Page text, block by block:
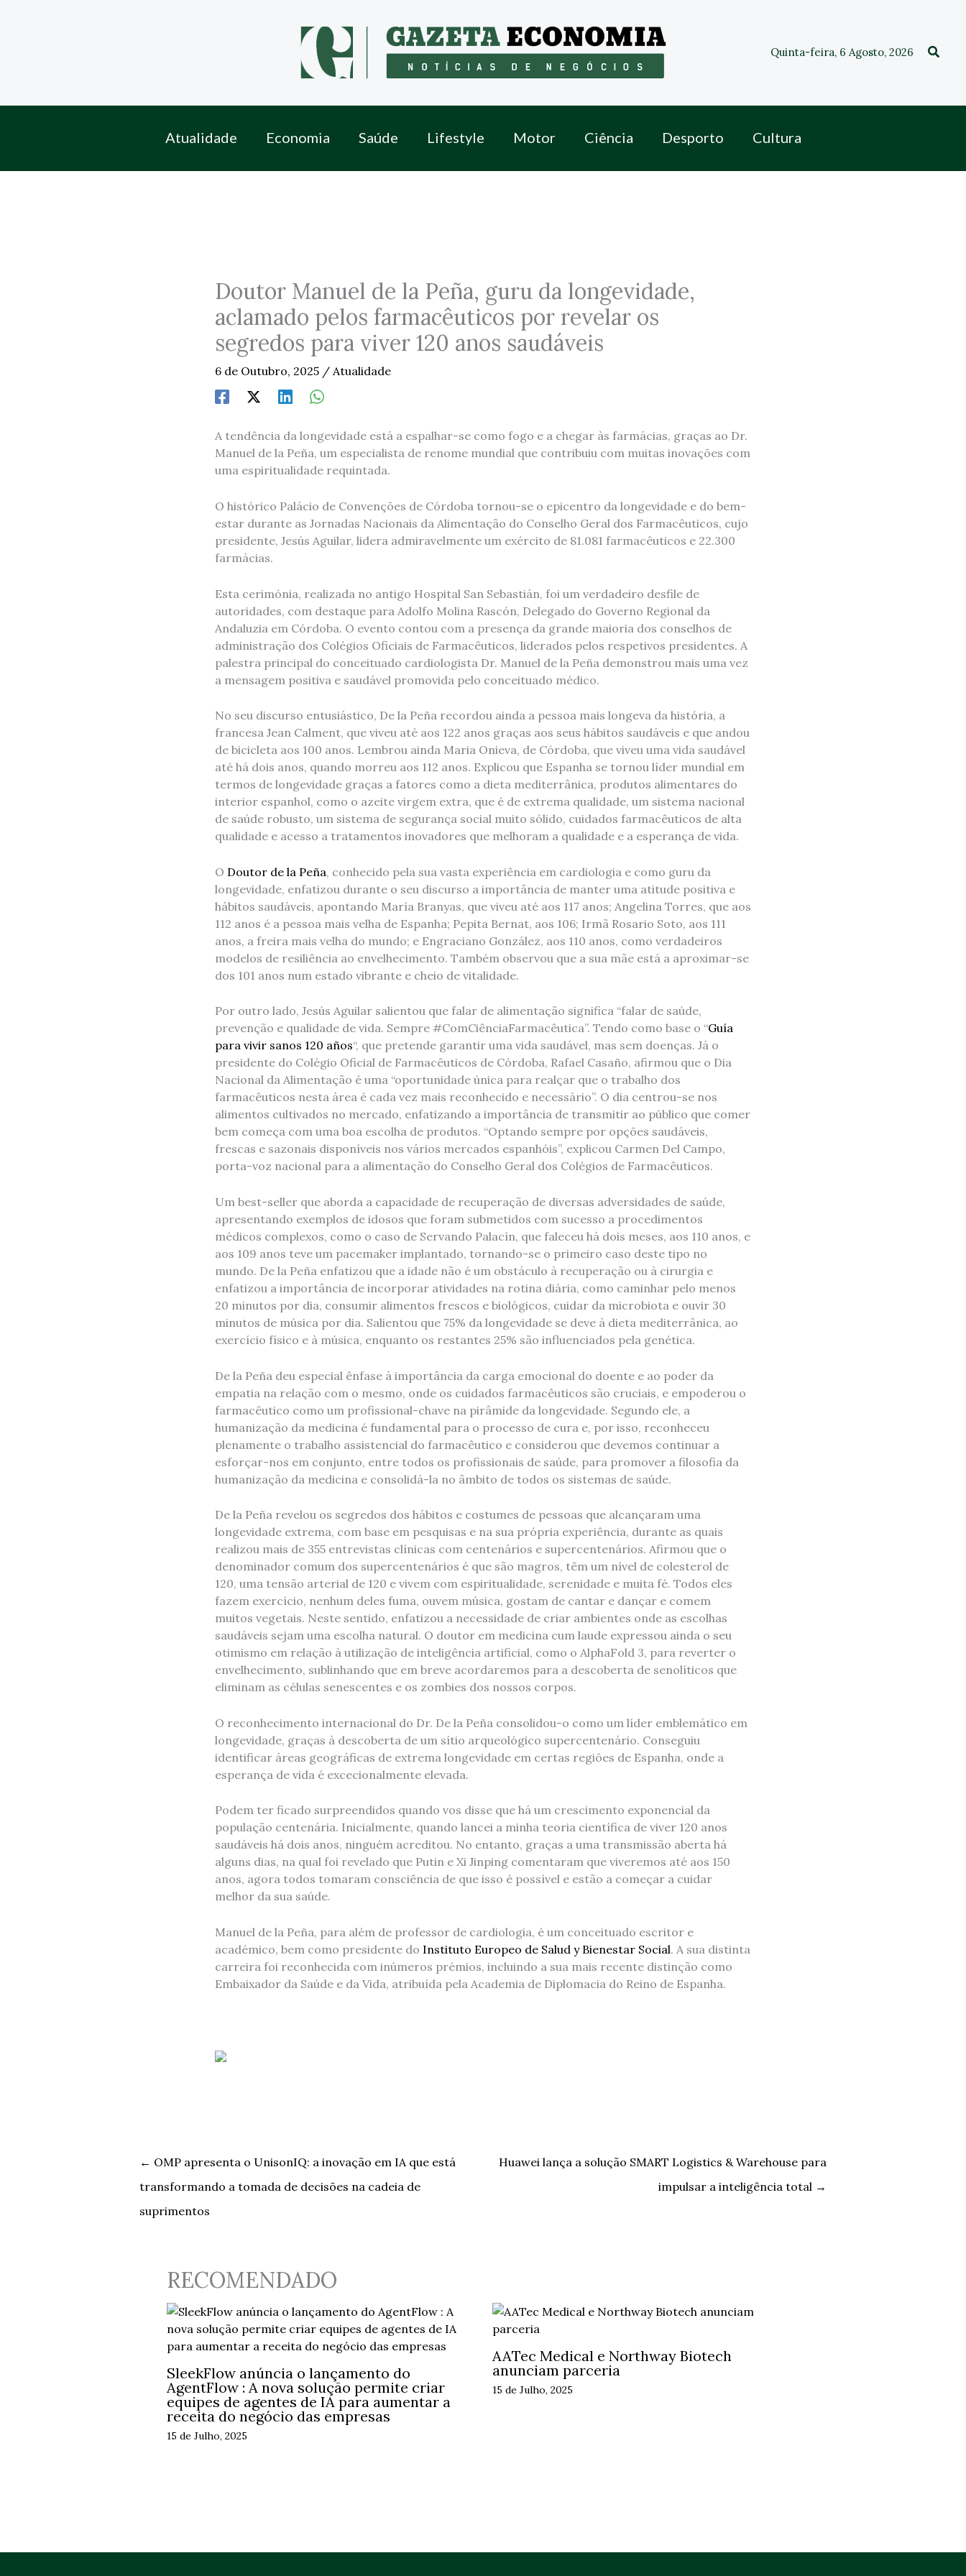
Quinta-feira, 6 Agosto, 2026
Atualidade Economia Saúde Lifestyle Motor Ciência Desporto Cultura
Doutor Manuel de la Peña, guru da longevidade,
aclamado pelos farmacêuticos por revelar os
segredos para viver 120 anos saudáveis
6 de Outubro, 2025 / Atualidade
A tendência da longevidade está a espalhar-se como fogo e a chegar às farmácias, graças ao Dr.
Manuel de la Peña, um especialista de renome mundial que contribuiu com muitas inovações com
uma espiritualidade requintada.
O histórico Palácio de Convenções de Córdoba tornou-se o epicentro da longevidade e do bem-
estar durante as Jornadas Nacionais da Alimentação do Conselho Geral dos Farmacêuticos, cujo
presidente, Jesús Aguilar, lidera admiravelmente um exército de 81.081 farmacêuticos e 22.300
farmácias.
Esta cerimónia, realizada no antigo Hospital San Sebastián, foi um verdadeiro desfile de
autoridades, com destaque para Adolfo Molina Rascón, Delegado do Governo Regional da
Andaluzia em Córdoba. O evento contou com a presença da grande maioria dos conselhos de
administração dos Colégios Oficiais de Farmacêuticos, liderados pelos respetivos presidentes. A
palestra principal do conceituado cardiologista Dr. Manuel de la Peña demonstrou mais uma vez
a mensagem positiva e saudável promovida pelo conceituado médico.
No seu discurso entusiástico, De la Peña recordou ainda a pessoa mais longeva da história, a
francesa Jean Calment, que viveu até aos 122 anos graças aos seus hábitos saudáveis ​​e que andou
de bicicleta aos 100 anos. Lembrou ainda Maria Onieva, de Córdoba, que viveu uma vida saudável
até há dois anos, quando morreu aos 112 anos. Explicou que Espanha se tornou líder mundial em
termos de longevidade graças a fatores como a dieta mediterrânica, produtos alimentares do
interior espanhol, como o azeite virgem extra, que é de extrema qualidade, um sistema nacional
de saúde robusto, um sistema de segurança social muito sólido, cuidados farmacêuticos de alta
qualidade e acesso a tratamentos inovadores que melhoram a qualidade e a esperança de vida.
O Doutor de la Peña, conhecido pela sua vasta experiência em cardiologia e como guru da
longevidade, enfatizou durante o seu discurso a importância de manter uma atitude positiva e
hábitos saudáveis, apontando María Branyas, que viveu até aos 117 anos; Angelina Torres, que aos
112 anos é a pessoa mais velha de Espanha; Pepita Bernat, aos 106; Irmã Rosario Soto, aos 111
anos, a freira mais velha do mundo; e Engraciano González, aos 110 anos, como verdadeiros
modelos de resiliência ao envelhecimento. Também observou que a sua mãe está a aproximar-se
dos 101 anos num estado vibrante e cheio de vitalidade.
Por outro lado, Jesús Aguilar salientou que falar de alimentação significa “falar de saúde,
prevenção e qualidade de vida. Sempre #ComCiênciaFarmacêutica”. Tendo como base o “Guía
para vivir sanos 120 años“, que pretende garantir uma vida saudável, mas sem doenças. Já o
presidente do Colégio Oficial de Farmacêuticos de Córdoba, Rafael Casaño, afirmou que o Dia
Nacional da Alimentação é uma “oportunidade única para realçar que o trabalho dos
farmacêuticos nesta área é cada vez mais reconhecido e necessário”. O dia centrou-se nos
alimentos cultivados no mercado, enfatizando a importância de transmitir ao público que comer
bem começa com uma boa escolha de produtos. “Optando sempre por opções saudáveis,
frescas e sazonais disponíveis nos vários mercados espanhóis”, explicou Carmen Del Campo,
porta-voz nacional para a alimentação do Conselho Geral dos Colégios de Farmacêuticos.
Um best-seller que aborda a capacidade de recuperação de diversas adversidades de saúde,
apresentando exemplos de idosos que foram submetidos com sucesso a procedimentos
médicos complexos, como o caso de Servando Palacín, que faleceu há dois meses, aos 110 anos, e
aos 109 anos teve um pacemaker implantado, tornando-se o primeiro caso deste tipo no
mundo. De la Peña enfatizou que a idade não é um obstáculo à recuperação ou à cirurgia e
enfatizou a importância de incorporar atividades na rotina diária, como caminhar pelo menos
20 minutos por dia, consumir alimentos frescos e biológicos, cuidar da microbiota e ouvir 30
minutos de música por dia. Salientou que 75% da longevidade se deve à dieta mediterrânica, ao
exercício físico e à música, enquanto os restantes 25% são influenciados pela genética.
De la Peña deu especial ênfase à importância da carga emocional do doente e ao poder da
empatia na relação com o mesmo, onde os cuidados farmacêuticos são cruciais, e empoderou o
farmacêutico como um profissional-chave na pirâmide da longevidade. Segundo ele, a
humanização da medicina é fundamental para o processo de cura e, por isso, reconheceu
plenamente o trabalho assistencial do farmacêutico e considerou que devemos continuar a
esforçar-nos em conjunto, entre todos os profissionais de saúde, para promover a filosofia da
humanização da medicina e consolidá-la no âmbito de todos os sistemas de saúde.
De la Peña revelou os segredos dos hábitos e costumes de pessoas que alcançaram uma
longevidade extrema, com base em pesquisas e na sua própria experiência, durante as quais
realizou mais de 355 entrevistas clínicas com centenários e supercentenários. Afirmou que o
denominador comum dos supercentenários é que são magros, têm um nível de colesterol de
120, uma tensão arterial de 120 e vivem com espiritualidade, serenidade e muita fé. Todos eles
fazem exercício, nenhum deles fuma, ouvem música, gostam de cantar e dançar e comem
muitos vegetais. Neste sentido, enfatizou a necessidade de criar ambientes onde as escolhas
saudáveis ​​sejam uma escolha natural. O doutor em medicina cum laude expressou ainda o seu
otimismo em relação à utilização de inteligência artificial, como o AlphaFold 3, para reverter o
envelhecimento, sublinhando que em breve acordaremos para a descoberta de senolíticos que
eliminam as células senescentes e os zombies dos nossos corpos.
O reconhecimento internacional do Dr. De la Peña consolidou-o como um líder emblemático em
longevidade, graças à descoberta de um sítio arqueológico supercentenário. Conseguiu
identificar áreas geográficas de extrema longevidade em certas regiões de Espanha, onde a
esperança de vida é excecionalmente elevada.
Podem ter ficado surpreendidos quando vos disse que há um crescimento exponencial da
população centenária. Inicialmente, quando lancei a minha teoria científica de viver 120 anos
saudáveis ​​há dois anos, ninguém acreditou. No entanto, graças a uma transmissão aberta há
alguns dias, na qual foi revelado que Putin e Xi Jinping comentaram que viveremos até aos 150
anos, agora todos tomaram consciência de que isso é possível e estão a começar a cuidar
melhor da sua saúde.
Manuel de la Peña, para além de professor de cardiologia, é um conceituado escritor e
académico, bem como presidente do Instituto Europeo de Salud y Bienestar Social. A sua distinta
carreira foi reconhecida com inúmeros prémios, incluindo a sua mais recente distinção como
Embaixador da Saúde e da Vida, atribuída pela Academia de Diplomacia do Reino de Espanha.
← OMP apresenta o UnisonIQ: a inovação em IA que está
transformando a tomada de decisões na cadeia de
suprimentos
Huawei lança a solução SMART Logistics & Warehouse para
impulsar a inteligência total →
RECOMENDADO
SleekFlow anúncia o lançamento do
AgentFlow : A nova solução permite criar
equipes de agentes de IA para aumentar a
receita do negócio das empresas
15 de Julho, 2025
AATec Medical e Northway Biotech
anunciam parceria
15 de Julho, 2025